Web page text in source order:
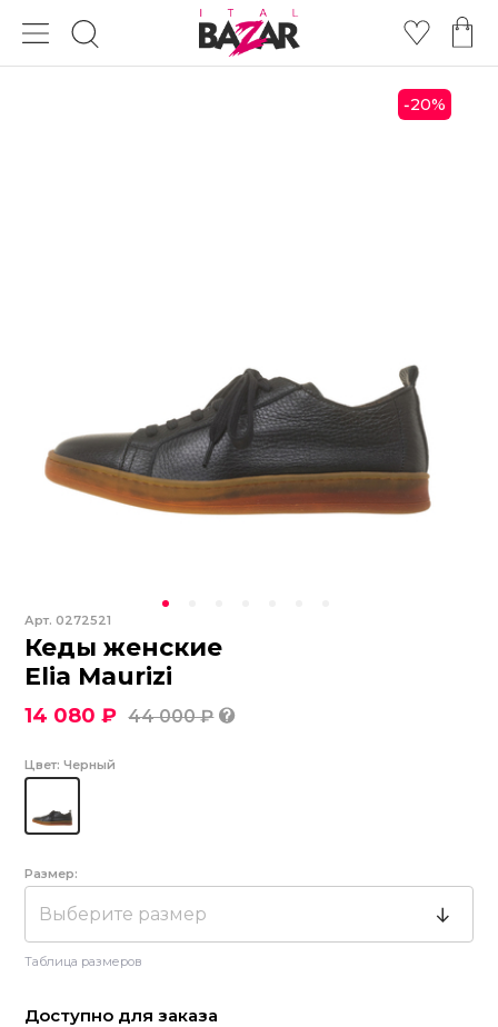
-20%
Арт.0272521
Кеды женские
Elia Maurizi
14 080 ₽ 44 000 ₽
Цвет: Черный
Размер:
Выберите размер
Таблица размеров
Доступно для заказа